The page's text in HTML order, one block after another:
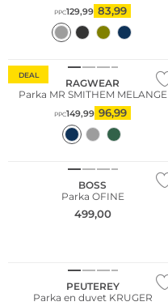
PPC129,99 83,99
DEAL
RAGWEAR
Parka MR SMITHEM MELANGE
PPC149,99 96,99
BOSS
Parka OFINE
499,00
PEUTEREY
Parka en duvet KRUGER